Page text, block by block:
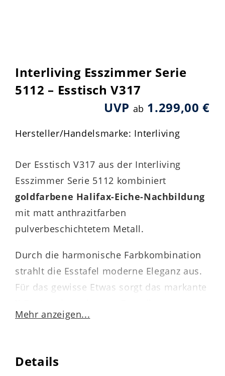
Interliving Esszimmer Serie
5112 – Esstisch V317
UVP ab 1.299,00 €
Hersteller/Handelsmarke: Interliving
Der Esstisch V317 aus der Interliving
Esszimmer Serie 5112 kombiniert
goldfarbene Halifax-Eiche-Nachbildung
mit matt anthrazitfarben
pulverbeschichtetem Metall.
Durch die harmonische Farbkombination
strahlt die Esstafel moderne Eleganz aus.
Für das gewisse Etwas sorgt das markante
100 x 75 x 220 cm (BxHxL). Damit ist er für
Mehr anzeigen...
Details